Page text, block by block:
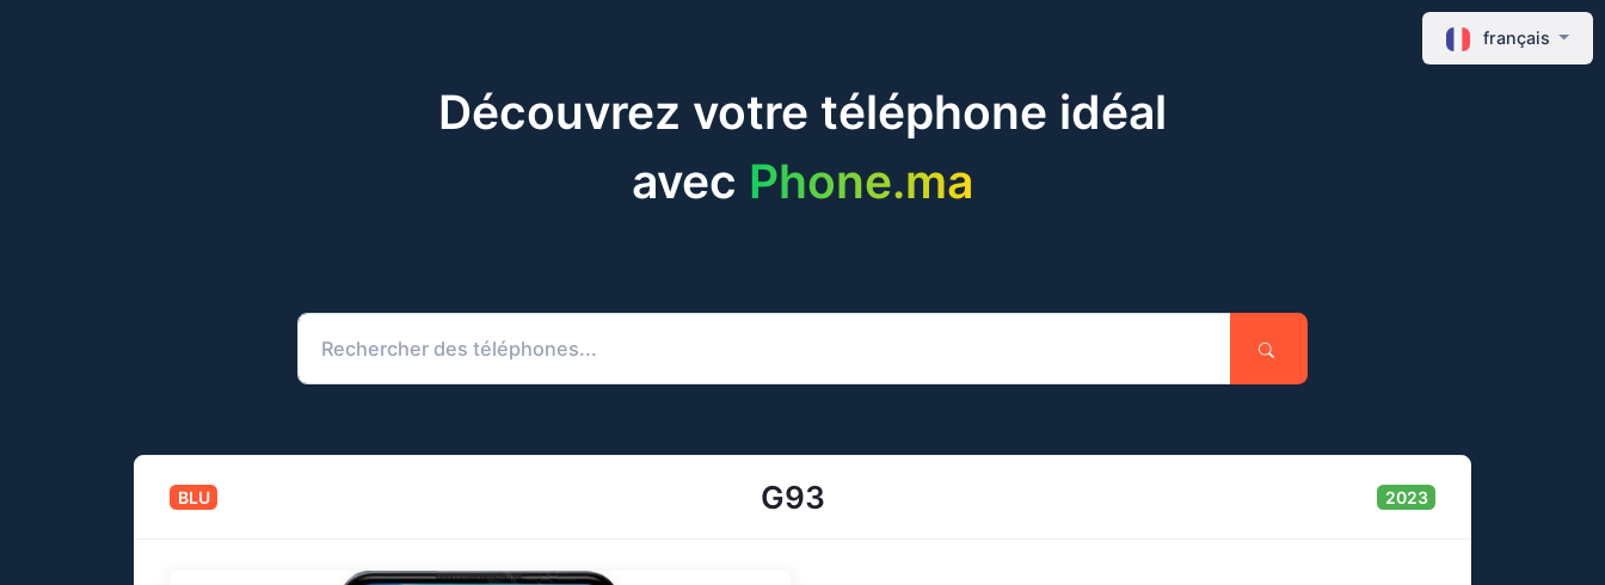
Découvrez votre téléphone idéal
avec Phone.ma
français
BLU G93 2023